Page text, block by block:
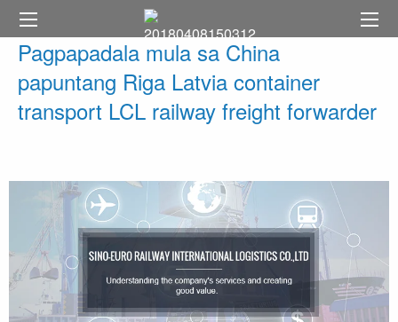
Pagpapadala mula sa China
papuntang Riga Latvia container
transport LCL railway freight forwarder